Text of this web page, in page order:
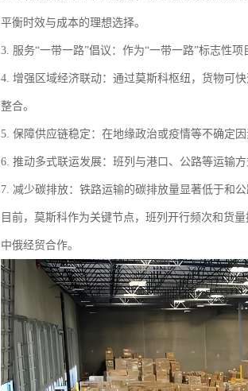
平衡时效与成本的理想选择。
3. 服务“一带一路”倡议：作为“一带一路”标志性
4. 增强区域经济联动：通过莫斯科枢纽，货物可
整合。
5. 保障供应链稳定：在地缘政治或疫情等不确定
6. 推动多式联运发展：班列与港口、公路等运输
7. 减少碳排放：铁路运输的碳排放量显著低于和
目前，莫斯科作为关键节点，班列开行频次和货
中俄经贸合作。